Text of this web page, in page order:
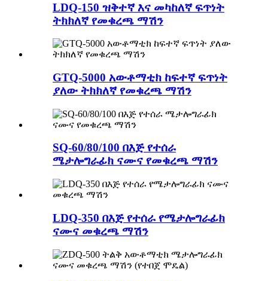
LDQ-150 ዝቅተኛ እና መካከለኛ ፍጥነት
ትክክለኛ የመቁረጫ ማሽን
GTQ-5000 አውቶማቲክ ከፍተኛ ፍጥነት
ያለው ትክክለኛ የመቁረጫ ማሽን
SQ-60/80/100 በእጅ የተሰራ
ሜታሎግራፊክ ናሙና የመቁረጫ ማሽን
LDQ-350 በእጅ የተሰራ የሜታሎግራፊክ
ናሙና መቁረጫ ማሽን